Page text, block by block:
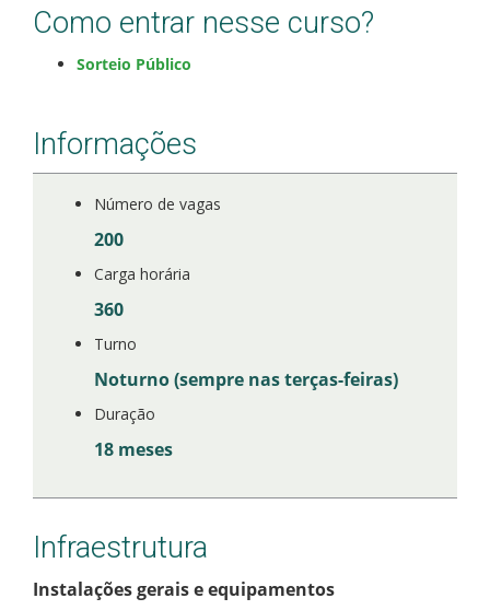
Como entrar nesse curso?
Sorteio Público
Informações
Número de vagas
200
Carga horária
360
Turno
Noturno (sempre nas terças-feiras)
Duração
18 meses
Infraestrutura
Instalações gerais e equipamentos